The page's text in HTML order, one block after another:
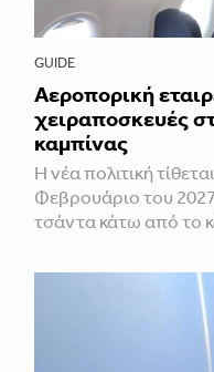
GUIDE
Αεροπορική
χειραποσκευές
καμπίνας
Η νέα πολιτική
Φεβρουάριο του
τσάντα κάτω από το